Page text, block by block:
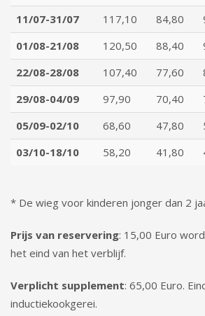
11/07-31/07
117,10 84,80
01/08-21/08
120,50 88,40
22/08-28/08
107,40 77,60
29/08-04/09
97,90 70,40
05/09-02/10
68,60 47,80
03/10-18/10
58,20 41,80
* De wieg voor kinderen jonger dan 2
Prijs van reservering: 15,00 Euro
het eind van het verblijf.
Verplicht supplement: 65,00 Euro.
inductiekookgerei.